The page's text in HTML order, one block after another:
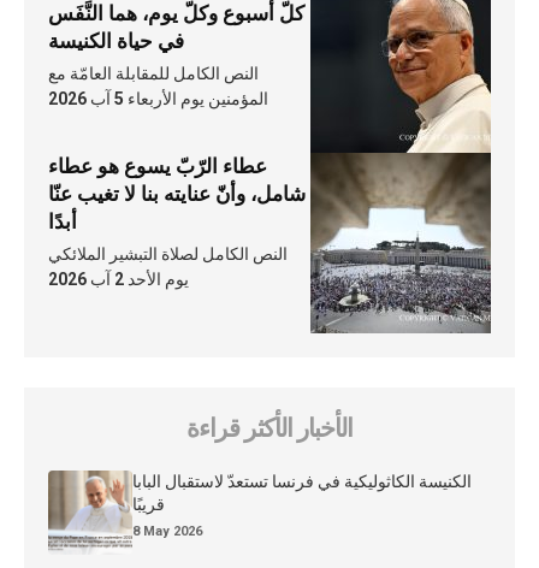
كلّ أسبوع وكلّ يوم، هما النَّفَس
في حياة الكنيسة
النص الكامل للمقابلة العامّة مع
المؤمنين يوم الأربعاء 5 آب 2026
عطاء الرّبّ يسوع هو عطاء
شامل، وأنّ عنايته بنا لا تغيب عنّا
أبدًا
النص الكامل لصلاة التبشير الملائكي
يوم الأحد 2 آب 2026
الأخبار الأكثر قراءة
الكنيسة الكاثوليكية في فرنسا تستعدّ لاستقبال البابا
قريبًا
8 May 2026